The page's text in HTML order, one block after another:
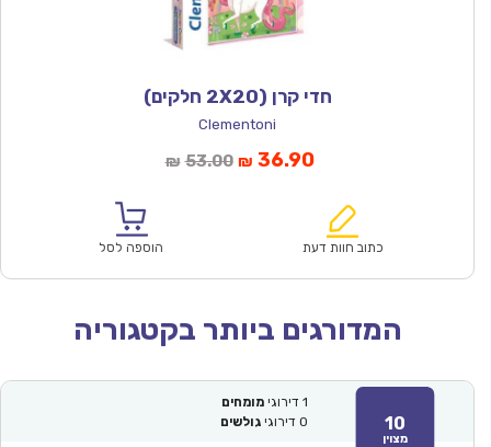
חדי קרן (2X20 חלקים)
Clementoni
₪ 53.00המחיר
₪53.00.
₪ 36.90המחיר
הוא:
כתוב חוות דעת הוספה לסל
המדורגים ביותר בקטגוריה
10
מצוין
1 דירוגי מומחים
0 דירוגי גולשים